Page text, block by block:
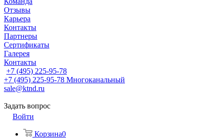
Отзывы
Карьера
Контакты
Партнеры
Сертификаты
Галерея
Контакты
+7 (495) 225-95-78
+7 (495) 225-95-78 Многоканальный
sale@ktnd.ru
Задать вопрос
Войти
Корзина0